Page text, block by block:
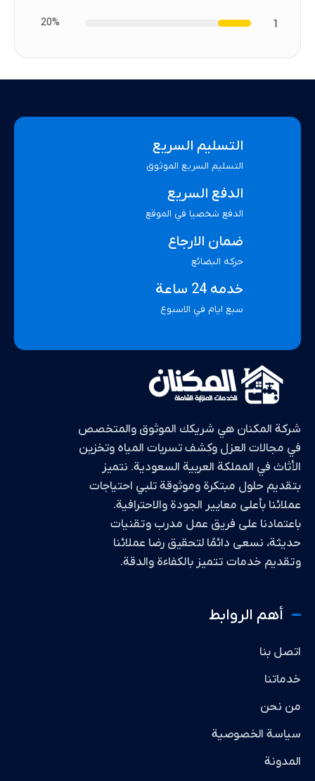
1
20%
التسليم السريع
التسليم السريع الموثوق
الدفع السريع
الدفع شخصيا في الموقع
ضمان الارجاع
حركه البضائع
خدمه 24 ساعة
سبع ايام في الاسبوع
شركة المكنان هي شريكك الموثوق والمتخصص
في مجالات العزل وكشف تسربات المياه وتخزين
الأثاث في المملكة العربية السعودية. نتميز
بتقديم حلول مبتكرة وموثوقة تلبي احتياجات
عملائنا بأعلى معايير الجودة والاحترافية.
باعتمادنا على فريق عمل مدرب وتقنيات
حديثة، نسعى دائمًا لتحقيق رضا عملائنا
وتقديم خدمات تتميز بالكفاءة والدقة.
أهم الروابط
اتصل بنا
خدماتنا
من نحن
سياسة الخصوصية
المدونة